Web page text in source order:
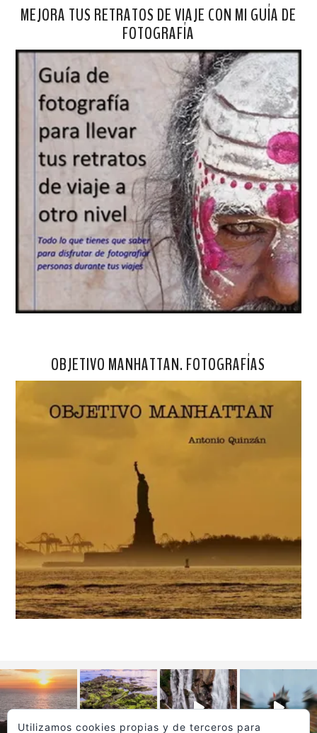
MEJORA TUS RETRATOS DE VIAJE CON MI GUÍA DE
FOTOGRAFÍA
OBJETIVO MANHATTAN. FOTOGRAFÍAS
Utilizamos cookies propias y de terceros para